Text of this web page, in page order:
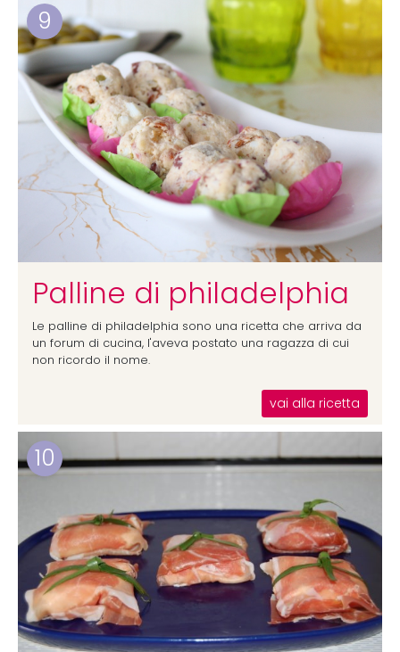
9
Palline di philadelphia
Le palline di philadelphia sono una ricetta che arriva da
un forum di cucina, l'aveva postato una ragazza di cui
non ricordo il nome.
vai alla ricetta
10